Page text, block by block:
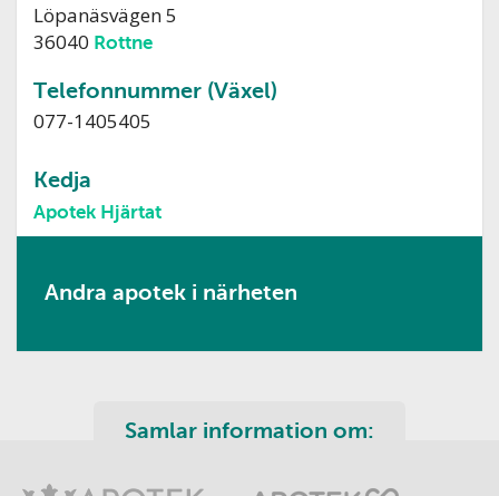
Löpanäsvägen 5
36040 Rottne
Telefonnummer (Växel)
077-1405405
Kedja
Apotek Hjärtat
Andra apotek i närheten
Samlar information om: